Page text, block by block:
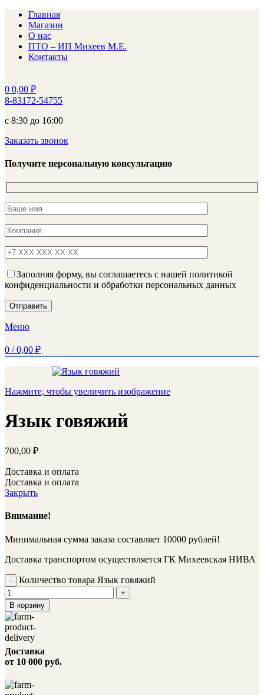
Главная
Магазин
О нас
ПТО – ИП Михеев М.Е.
Контакты
0 0,00 ₽
8-83172-54755
с 8:30 до 16:00
Заказать звонок
Получите персональную консультацию
Заполняя форму, вы соглашаетесь с нашей политикой
конфиденциальности и обработки персональных данных
Меню
0 / 0,00 ₽
Нажмите, чтобы увеличить изображение
Язык говяжий
700,00 ₽
Доставка и оплата
Доставка и оплата
Закрыть
Внимание!
Минимальная сумма заказа составляет 10000 рублей!
Доставка транспортом осуществляется ГК Михеевская НИВА
Количество товара Язык говяжий
В корзину
Доставка
от 10 000 руб.